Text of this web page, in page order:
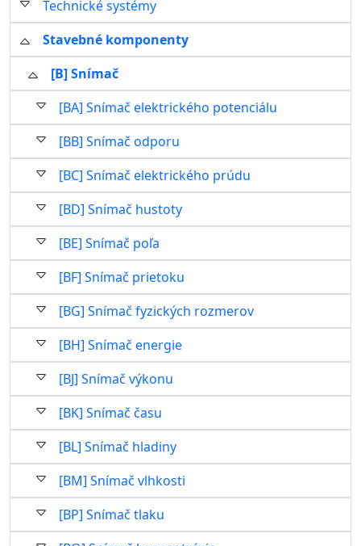
Technické systémy
Stavebné komponenty
[B] Snímač
[BA] Snímač elektrického potenciálu
[BB] Snímač odporu
[BC] Snímač elektrického prúdu
[BD] Snímač hustoty
[BE] Snímač poľa
[BF] Snímač prietoku
[BG] Snímač fyzických rozmerov
[BH] Snímač energie
[BJ] Snímač výkonu
[BK] Snímač času
[BL] Snímač hladiny
[BM] Snímač vlhkosti
[BP] Snímač tlaku